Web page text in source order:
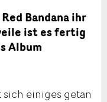
Bandana ihr
ist es fertig
Album
sich einiges getan